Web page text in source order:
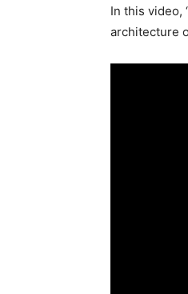
In this video,
architecture